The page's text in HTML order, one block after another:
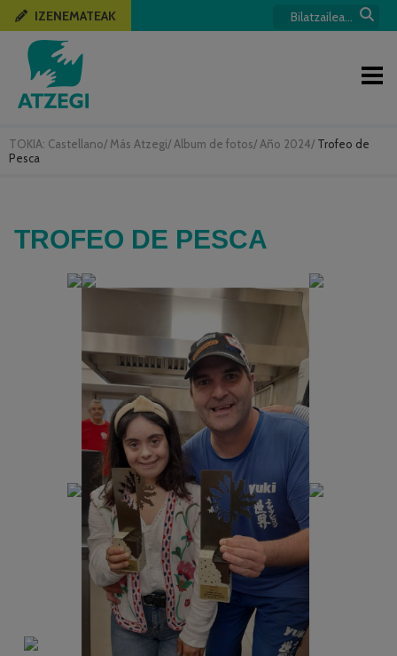
TOKIA: Castellano/ Más Atzegi/ Album de fotos/ Año 2024/ Trofeo de
Pesca
IZENEMATEAK
TROFEO DE PESCA